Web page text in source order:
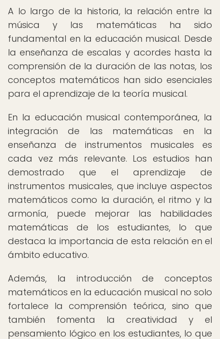
A lo largo de la historia, la relación entre la
música y las matemáticas ha sido
fundamental en la educación musical. Desde
la enseñanza de escalas y acordes hasta la
comprensión de la duración de las notas, los
conceptos matemáticos han sido esenciales
para el aprendizaje de la teoría musical.
En la educación musical contemporánea, la
integración de las matemáticas en la
enseñanza de instrumentos musicales es
cada vez más relevante. Los estudios han
demostrado que el aprendizaje de
instrumentos musicales, que incluye aspectos
matemáticos como la duración, el ritmo y la
armonía, puede mejorar las habilidades
matemáticas de los estudiantes, lo que
destaca la importancia de esta relación en el
ámbito educativo.
Además, la introducción de conceptos
matemáticos en la educación musical no solo
fortalece la comprensión teórica, sino que
también fomenta la creatividad y el
pensamiento lógico en los estudiantes, lo que